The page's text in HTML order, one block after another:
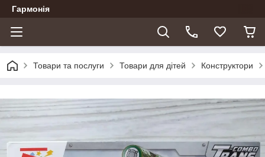
Гармонія
Товари та послуги Товари для дітей Конструктори